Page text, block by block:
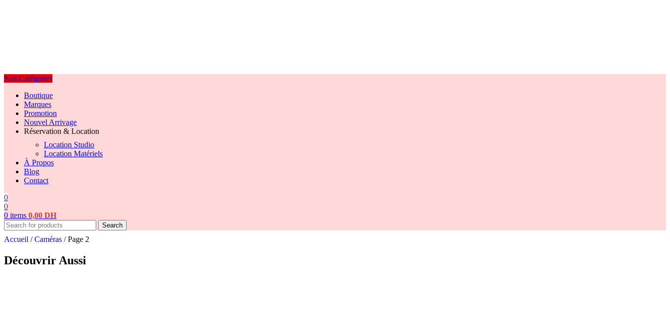
Nos Catégories
Boutique
Marques
Promotion
Nouvel Arrivage
Réservation & Location
Location Studio
Location Matériels
À Propos
Blog
Contact
0
0
0 items 0,00 DH
Search
Accueil / Caméras / Page 2
Découvrir Aussi